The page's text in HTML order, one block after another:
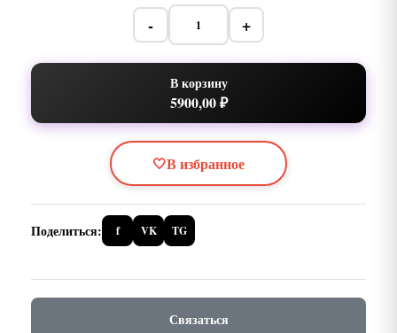
- +
В корзину
5900,00 ₽
🤍В избранное
Поделиться: f VK TG
Связаться